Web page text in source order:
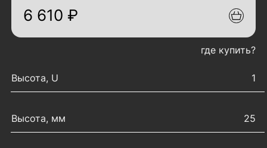
6 610 ₽
где купить?
Высота, U
1
Высота, мм 25